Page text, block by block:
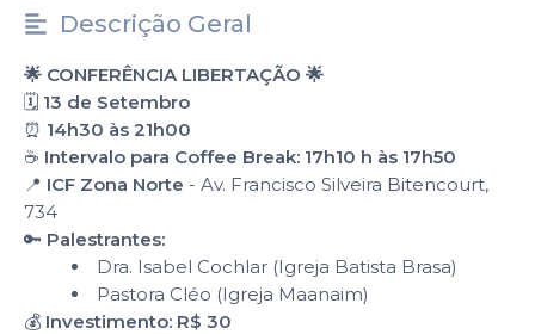
Descrição Geral
🌟 CONFERÊNCIA LIBERTAÇÃO 🌟
🗓 13 de Setembro
⏰ 14h30 às 21h00
☕ Intervalo para Coffee Break: 17h10 h às 17h50
📍 ICF Zona Norte - Av. Francisco Silveira Bitencourt,
734
🔑 Palestrantes:
Dra. Isabel Cochlar (Igreja Batista Brasa)
Pastora Cléo (Igreja Maanaim)
💰 Investimento: R$ 30